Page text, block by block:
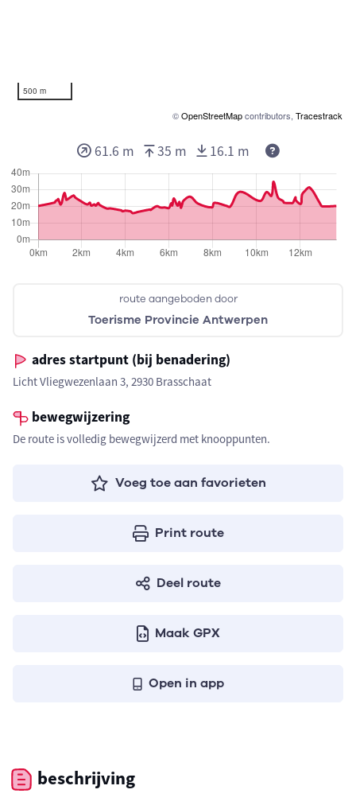
500 m
©OpenStreetMapcontributors, Tracestrack
route aangeboden door
Toerisme Provincie Antwerpen
adres startpunt (bij benadering)
Licht Vliegwezenlaan 3, 2930 Brasschaat
bewegwijzering
De route is volledig bewegwijzerd met knooppunten.
Voeg toe aan favorieten
Print route
Deel route
Maak GPX
Open in app
61.6 m 35 m 16.1 m
beschrijving